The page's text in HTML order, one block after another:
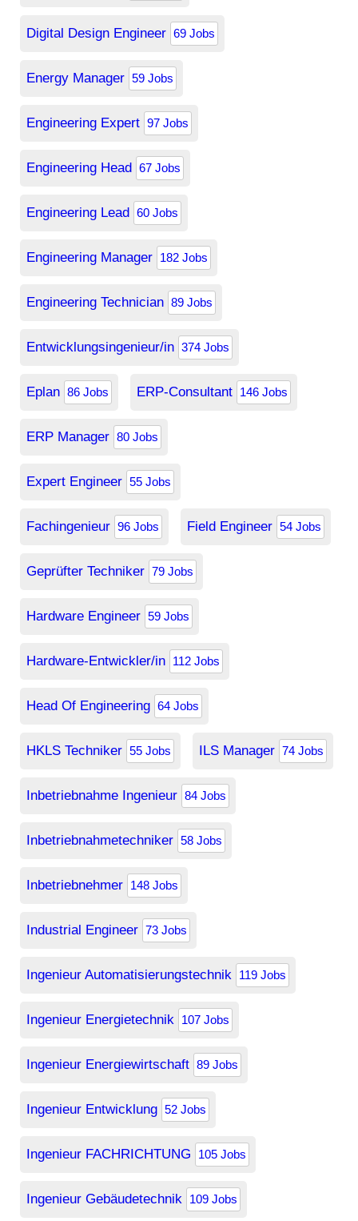
Digital Design Engineer 69 Jobs
Energy Manager 59 Jobs
Engineering Expert 97 Jobs
Engineering Head 67 Jobs
Engineering Lead 60 Jobs
Engineering Manager 182 Jobs
Engineering Technician 89 Jobs
Entwicklungsingenieur/in 374 Jobs
Eplan 86 Jobs ERP-Consultant 146 Jobs
ERP Manager 80 Jobs
Expert Engineer 55 Jobs
Fachingenieur 96 Jobs Field Engineer 54 Jobs
Geprüfter Techniker 79 Jobs
Hardware Engineer 59 Jobs
Hardware-Entwickler/in 112 Jobs
Head Of Engineering 64 Jobs
HKLS Techniker 55 Jobs ILS Manager 74 Jobs
Inbetriebnahme Ingenieur 84 Jobs
Inbetriebnahmetechniker 58 Jobs
Inbetriebnehmer 148 Jobs
Industrial Engineer 73 Jobs
Ingenieur Automatisierungstechnik 119 Jobs
Ingenieur Energietechnik 107 Jobs
Ingenieur Energiewirtschaft 89 Jobs
Ingenieur Entwicklung 52 Jobs
Ingenieur FACHRICHTUNG 105 Jobs
Ingenieur Gebäudetechnik 109 Jobs